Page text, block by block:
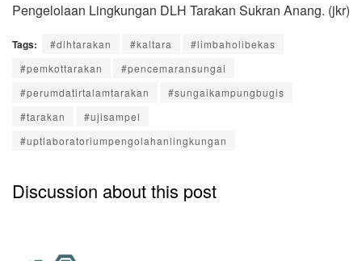
Pengelolaan Lingkungan DLH Tarakan Sukran Anang. (jkr)
Tags: #dlhtarakan #kaltara
#limbaholibekas
#pemkottarakan
#pencemaransungai
#perumdatirtalamtarakan
#sungaikampungbugis
#tarakan
#ujisampel
#uptlaboratoriumpengolahanlingkungan
Discussion about this post